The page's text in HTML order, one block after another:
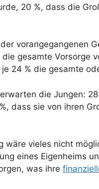
20 %, dass die
vorangegangenen
gesamte Vorsorge
24 % die gesamte
die Jungen:
dass sie von ihren
wäre vieles nicht
eines Eigenheims
was ihre